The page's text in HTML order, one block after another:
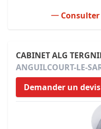
CABINET ALG
ANGUILCOURT-LE-
Demander un devis